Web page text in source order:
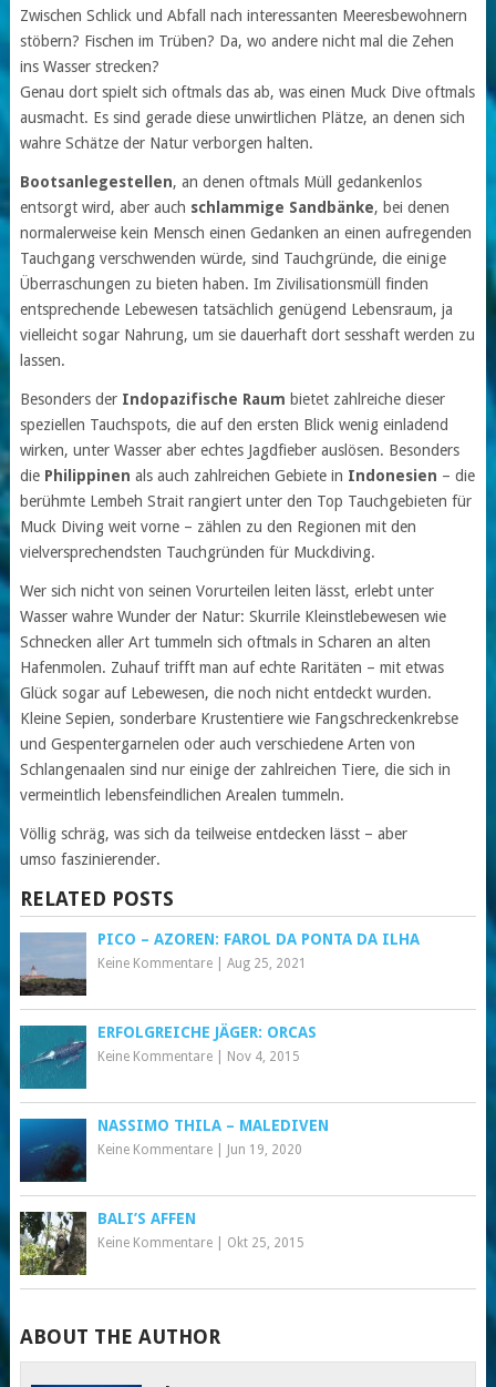
Zwischen Schlick und Abfall nach interessanten Meeresbewohnern
stöbern? Fischen im Trüben? Da, wo andere nicht mal die Zehen
ins Wasser strecken?
Genau dort spielt sich oftmals das ab, was einen Muck Dive oftmals
ausmacht. Es sind gerade diese unwirtlichen Plätze, an denen sich
wahre Schätze der Natur verborgen halten.
Bootsanlegestellen, an denen oftmals Müll gedankenlos
entsorgt wird, aber auch schlammige Sandbänke, bei denen
normalerweise kein Mensch einen Gedanken an einen aufregenden
Tauchgang verschwenden würde, sind Tauchgründe, die einige
Überraschungen zu bieten haben. Im Zivilisationsmüll finden
entsprechende Lebewesen tatsächlich genügend Lebensraum, ja
vielleicht sogar Nahrung, um sie dauerhaft dort sesshaft werden zu
lassen.
Besonders der Indopazifische Raum bietet zahlreiche dieser
speziellen Tauchspots, die auf den ersten Blick wenig einladend
wirken, unter Wasser aber echtes Jagdfieber auslösen. Besonders
die Philippinen als auch zahlreichen Gebiete in Indonesien – die
berühmte Lembeh Strait rangiert unter den Top Tauchgebieten für
Muck Diving weit vorne – zählen zu den Regionen mit den
vielversprechendsten Tauchgründen für Muckdiving.
Wer sich nicht von seinen Vorurteilen leiten lässt, erlebt unter
Wasser wahre Wunder der Natur: Skurrile Kleinstlebewesen wie
Schnecken aller Art tummeln sich oftmals in Scharen an alten
Hafenmolen. Zuhauf trifft man auf echte Raritäten – mit etwas
Glück sogar auf Lebewesen, die noch nicht entdeckt wurden.
Kleine Sepien, sonderbare Krustentiere wie Fangschreckenkrebse
und Gespentergarnelen oder auch verschiedene Arten von
Schlangenaalen sind nur einige der zahlreichen Tiere, die sich in
vermeintlich lebensfeindlichen Arealen tummeln.
Völlig schräg, was sich da teilweise entdecken lässt – aber
umso faszinierender.
RELATED POSTS
PICO – AZOREN: FAROL DA PONTA DA ILHA
Keine Kommentare| Aug 25, 2021
ERFOLGREICHE JÄGER: ORCAS
Keine Kommentare| Nov 4, 2015
NASSIMO THILA – MALEDIVEN
Keine Kommentare| Jun 19, 2020
BALI’S AFFEN
Keine Kommentare| Okt 25, 2015
ABOUT THE AUTHOR